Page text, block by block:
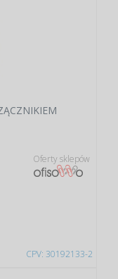
CPV: 30192133-2
Oferty sklepów